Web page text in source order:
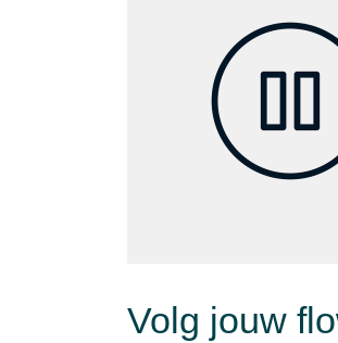
Volg jouw